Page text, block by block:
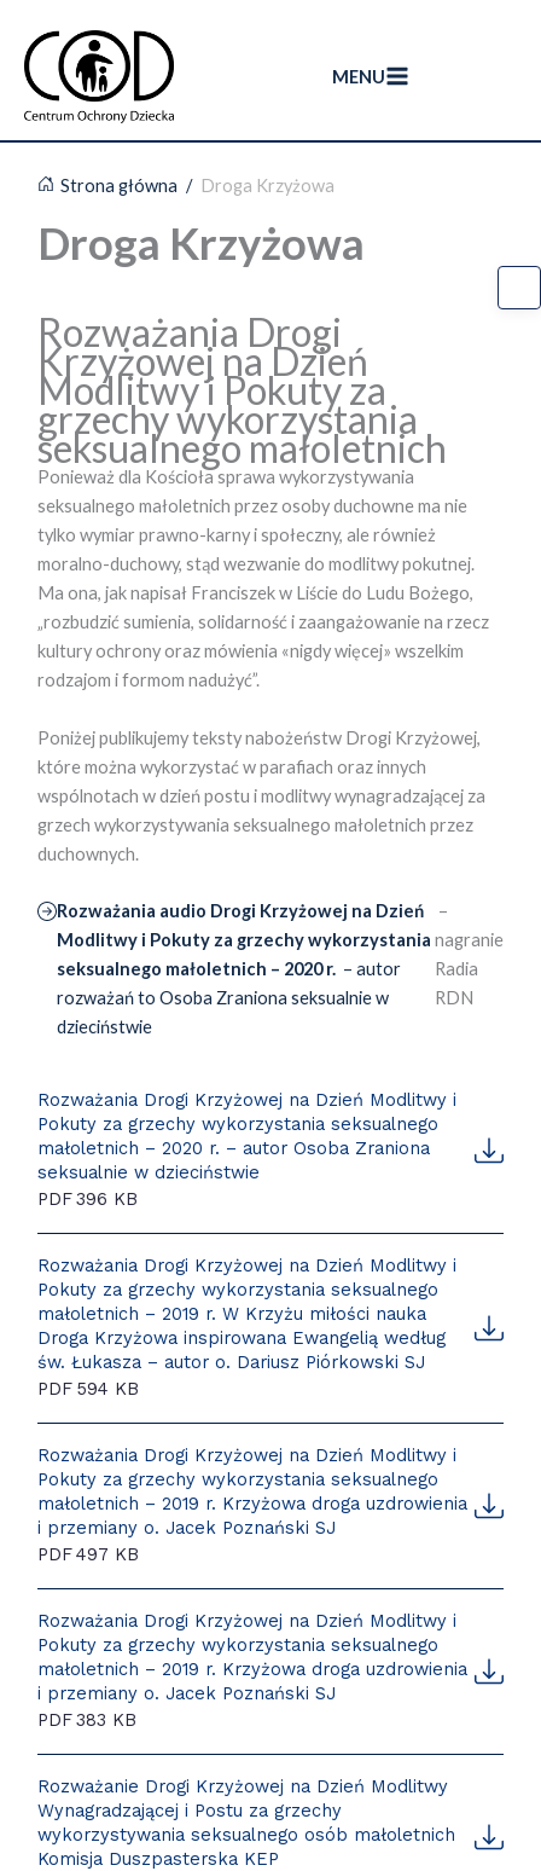
treści
MENU
Strona główna / Droga Krzyżowa
Droga Krzyżowa
Rozważania Drogi
Krzyżowej na Dzień
Modlitwy i Pokuty za
grzechy wykorzystania
seksualnego małoletnich
Ponieważ dla Kościoła sprawa wykorzystywania
seksualnego małoletnich przez osoby duchowne ma nie
tylko wymiar prawno-karny i społeczny, ale również
moralno-duchowy, stąd wezwanie do modlitwy pokutnej.
Ma ona, jak napisał Franciszek w Liście do Ludu Bożego,
„rozbudzić sumienia, solidarność i zaangażowanie na rzecz
kultury ochrony oraz mówienia «nigdy więcej» wszelkim
rodzajom i formom nadużyć”.
Poniżej publikujemy teksty nabożeństw Drogi Krzyżowej,
które można wykorzystać w parafiach oraz innych
wspólnotach w dzień postu i modlitwy wynagradzającej za
grzech wykorzystywania seksualnego małoletnich przez
duchownych.
Rozważania audio Drogi Krzyżowej na Dzień
Modlitwy i Pokuty za grzechy wykorzystania
seksualnego małoletnich – 2020 r. – autor
rozważań to Osoba Zraniona seksualnie w
dzieciństwie
–
nagranie
Radia
RDN
Rozważania Drogi Krzyżowej na Dzień Modlitwy i
Pokuty za grzechy wykorzystania seksualnego
małoletnich – 2020 r. – autor Osoba Zraniona
seksualnie w dzieciństwie
PDF396 KB
Rozważania Drogi Krzyżowej na Dzień Modlitwy i
Pokuty za grzechy wykorzystania seksualnego
małoletnich – 2019 r. W Krzyżu miłości nauka
Droga Krzyżowa inspirowana Ewangelią według
św. Łukasza – autor o. Dariusz Piórkowski SJ
PDF 594 KB
Rozważania Drogi Krzyżowej na Dzień Modlitwy i
Pokuty za grzechy wykorzystania seksualnego
małoletnich – 2019 r. Krzyżowa droga uzdrowienia
i przemiany o. Jacek Poznański SJ
PDF497 KB
Rozważania Drogi Krzyżowej na Dzień Modlitwy i
Pokuty za grzechy wykorzystania seksualnego
małoletnich – 2019 r. Krzyżowa droga uzdrowienia
i przemiany o. Jacek Poznański SJ
PDF383 KB
Rozważanie Drogi Krzyżowej na Dzień Modlitwy
Wynagradzającej i Postu za grzechy
wykorzystywania seksualnego osób małoletnich
Komisja Duszpasterska KEP